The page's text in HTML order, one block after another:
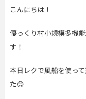
こんにちは！
優っくり村小規模多機
す！
本日レクで風船を使っ
た😊